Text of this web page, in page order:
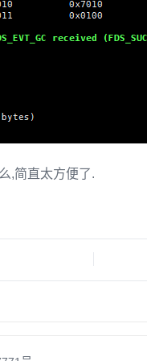
,简直太方便了.